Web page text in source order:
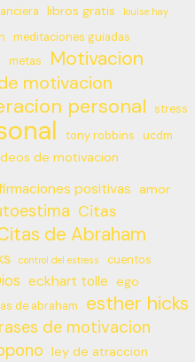
libros gratis louise hay
meditaciones guiadas
metas Motivacion
motivacion
personal stress
tony robbins
ucdm
de motivacion
positivas
amor
Citas
de Abraham
control del estress cuentos
eckhart tolle ego
de abraham esther hicks
de motivacion
ley de atraccion